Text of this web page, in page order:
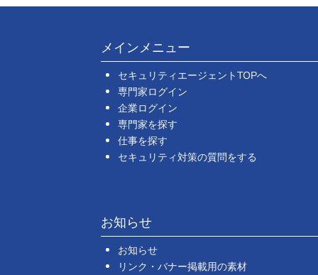
メインメニュー
セキュリティエージェントTOPへ
専門家ログイン
企業ログイン
専門家を探す
仕事を探す
セキュリティ対策の質問をする
お知らせ
お知らせ
リンク・バナー掲載用の素材